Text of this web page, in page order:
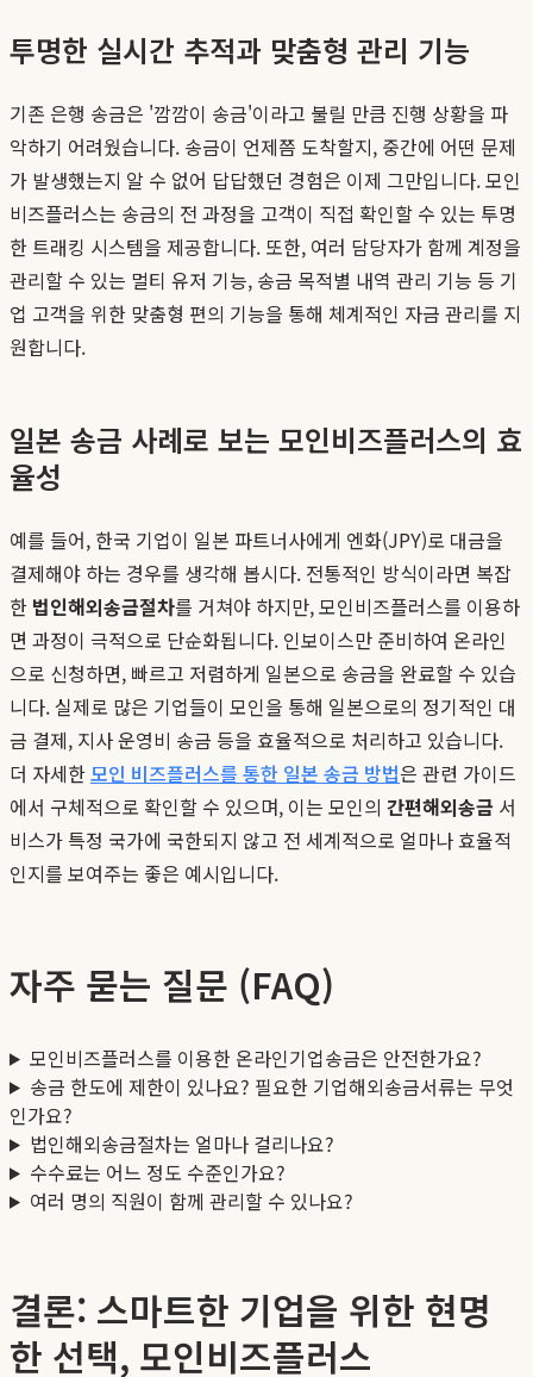
투명한 실시간 추적과 맞춤형 관리 기능
기존 은행 송금은 '깜깜이 송금'이라고 불릴 만큼 진행 상황을 파
악하기 어려웠습니다. 송금이 언제쯤 도착할지, 중간에 어떤 문제
가 발생했는지 알 수 없어 답답했던 경험은 이제 그만입니다. 모인
비즈플러스는 송금의 전 과정을 고객이 직접 확인할 수 있는 투명
한 트래킹 시스템을 제공합니다. 또한, 여러 담당자가 함께 계정을
관리할 수 있는 멀티 유저 기능, 송금 목적별 내역 관리 기능 등 기
업 고객을 위한 맞춤형 편의 기능을 통해 체계적인 자금 관리를 지
원합니다.
일본 송금 사례로 보는 모인비즈플러스의 효
율성
예를 들어, 한국 기업이 일본 파트너사에게 엔화(JPY)로 대금을
결제해야 하는 경우를 생각해 봅시다. 전통적인 방식이라면 복잡
한 법인해외송금절차를 거쳐야 하지만, 모인비즈플러스를 이용하
면 과정이 극적으로 단순화됩니다. 인보이스만 준비하여 온라인
으로 신청하면, 빠르고 저렴하게 일본으로 송금을 완료할 수 있습
니다. 실제로 많은 기업들이 모인을 통해 일본으로의 정기적인 대
금 결제, 지사 운영비 송금 등을 효율적으로 처리하고 있습니다.
더 자세한모인 비즈플러스를 통한 일본 송금 방법은 관련 가이드
에서 구체적으로 확인할 수 있으며, 이는 모인의 간편해외송금 서
비스가 특정 국가에 국한되지 않고 전 세계적으로 얼마나 효율적
인지를 보여주는 좋은 예시입니다.
자주 묻는 질문 (FAQ)
모인비즈플러스를 이용한 온라인기업송금은 안전한가요?
송금 한도에 제한이 있나요? 필요한 기업해외송금서류는 무엇
인가요?
법인해외송금절차는 얼마나 걸리나요?
수수료는 어느 정도 수준인가요?
여러 명의 직원이 함께 관리할 수 있나요?
결론: 스마트한 기업을 위한 현명
한 선택, 모인비즈플러스